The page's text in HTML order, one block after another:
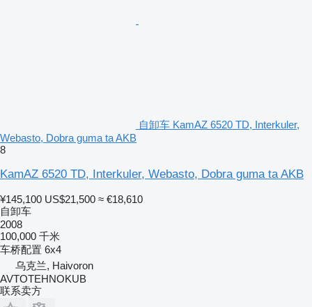
自卸车 KamAZ 6520 TD, Interkuler,
Webasto, Dobra guma ta AKB
8
KamAZ 6520 TD, Interkuler, Webasto, Dobra guma ta AKB
¥145,100 US$21,500 ≈ €18,610
自卸车
2008
100,000 千米
车桥配置 6x4
乌克兰, Haivoron
AVTOTEHNOKUB
联系卖方